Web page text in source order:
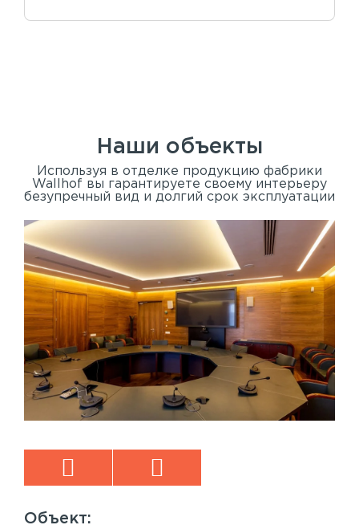
Наши объекты
Используя в отделке продукцию фабрики
Wallhof вы гарантируете своему интерьеру
безупречный вид и долгий срок эксплуатации